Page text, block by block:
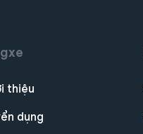
thiệu
dụng